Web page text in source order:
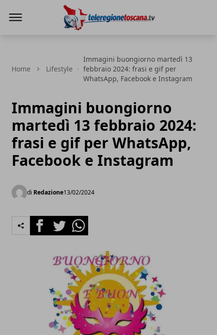
Home Lifestyle
Immagini buongiorno martedì 13
febbraio 2024: frasi e gif per
WhatsApp, Facebook e Instagram
Immagini buongiorno
martedì 13 febbraio 2024:
frasi e gif per WhatsApp,
Facebook e Instagram
di Redazione13/02/2024
FacebookTwitterWhatsapp